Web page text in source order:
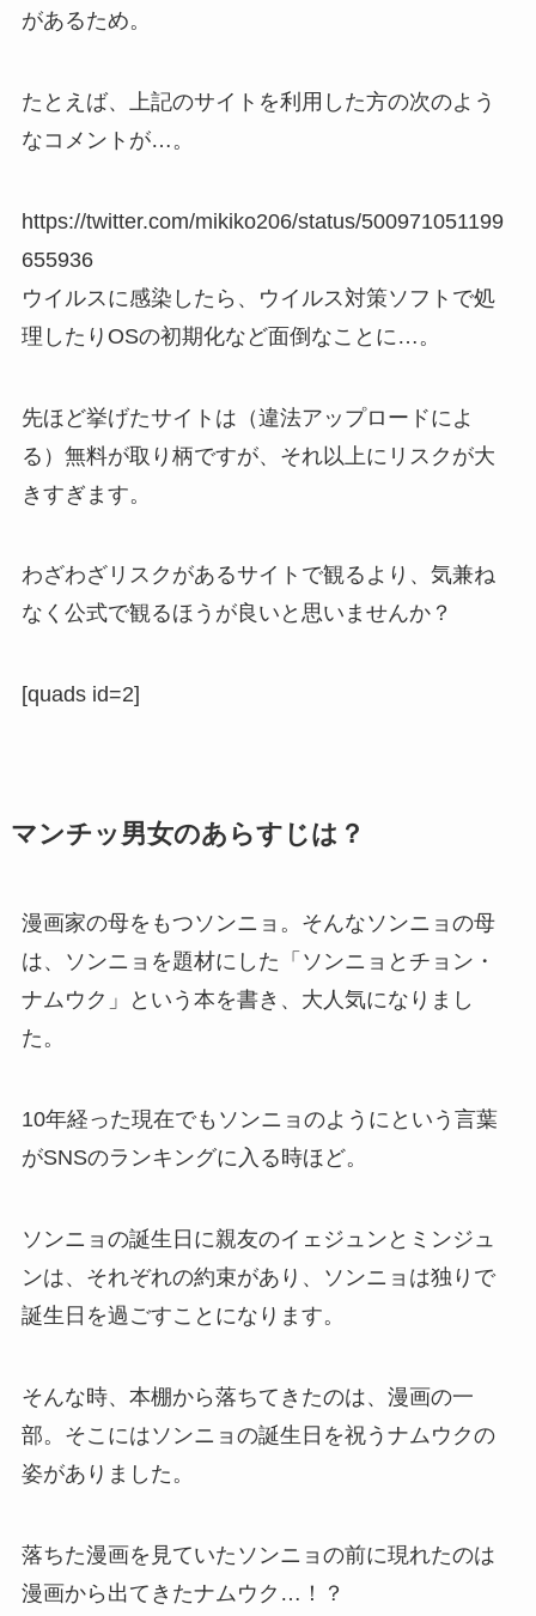
があるため。
たとえば、上記のサイトを利用した方の次のよう
なコメントが…。
https://twitter.com/mikiko206/status/500971051199
655936
ウイルスに感染したら、ウイルス対策ソフトで処
理したりOSの初期化など面倒なことに…。
先ほど挙げたサイトは（違法アップロードによ
る）無料が取り柄ですが、それ以上にリスクが大
きすぎます。
わざわざリスクがあるサイトで観るより、気兼ね
なく公式で観るほうが良いと思いませんか？
[quads id=2]
マンチッ男女のあらすじは？
漫画家の母をもつソンニョ。そんなソンニョの母
は、ソンニョを題材にした「ソンニョとチョン・
ナムウク」という本を書き、大人気になりまし
た。
10年経った現在でもソンニョのようにという言葉
がSNSのランキングに入る時ほど。
ソンニョの誕生日に親友のイェジュンとミンジュ
ンは、それぞれの約束があり、ソンニョは独りで
誕生日を過ごすことになります。
そんな時、本棚から落ちてきたのは、漫画の一
部。そこにはソンニョの誕生日を祝うナムウクの
姿がありました。
落ちた漫画を見ていたソンニョの前に現れたのは
漫画から出てきたナムウク…！？